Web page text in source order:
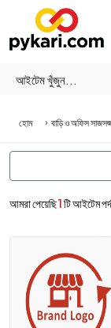
হোম বাড়ি ও অফিস
আমরা পেয়েছি1টি আইটেম